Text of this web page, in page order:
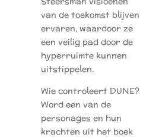
van de toekomst blijven
ervaren, waardoor ze
een veilig pad door de
hyperruimte kunnen
uitstippelen.
Wie controleert DUNE?
Word een van de
personages en hun
krachten uit het boek